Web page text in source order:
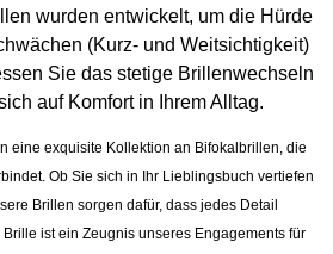
wurden entwickelt, um die Hürde
(Kurz- und Weitsichtigkeit)
Sie das stetige Brillenwechseln
auf Komfort in Ihrem Alltag.
eine exquisite Kollektion an Bifokalbrillen, die
Ob Sie sich in Ihr Lieblingsbuch vertiefen
Brillen sorgen dafür, dass jedes Detail
ist ein Zeugnis unseres Engagements für